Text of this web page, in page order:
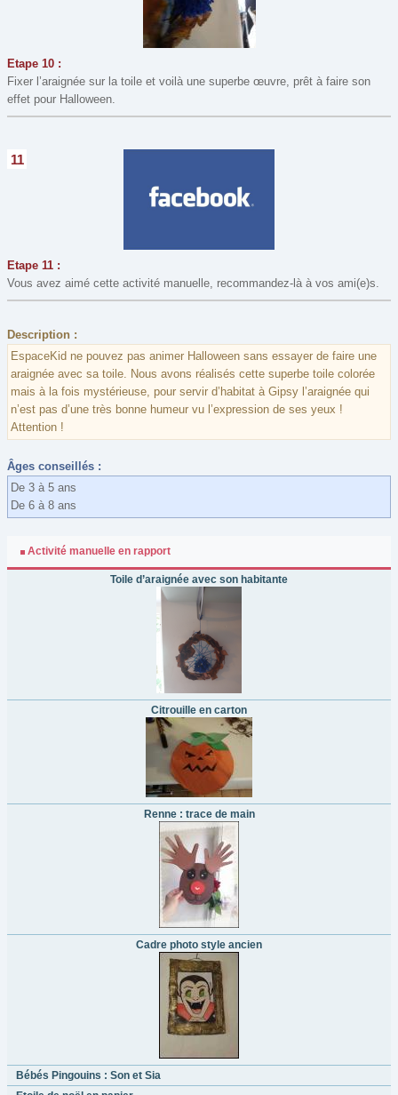
Etape 10 :
Fixer l’araignée sur la toile et voilà une superbe œuvre, prêt à faire son
effet pour Halloween.
11
Etape 11 :
Vous avez aimé cette activité manuelle, recommandez-là à vos ami(e)s.
Description :
EspaceKid ne pouvez pas animer Halloween sans essayer de faire une
araignée avec sa toile. Nous avons réalisés cette superbe toile colorée
mais à la fois mystérieuse, pour servir d’habitat à Gipsy l’araignée qui
n’est pas d’une très bonne humeur vu l’expression de ses yeux !
Attention !
Âges conseillés :
De 3 à 5 ans
De 6 à 8 ans
Activité manuelle en rapport
Toile d’araignée avec son habitante
Citrouille en carton
Renne : trace de main
Cadre photo style ancien
Bébés Pingouins : Son et Sia